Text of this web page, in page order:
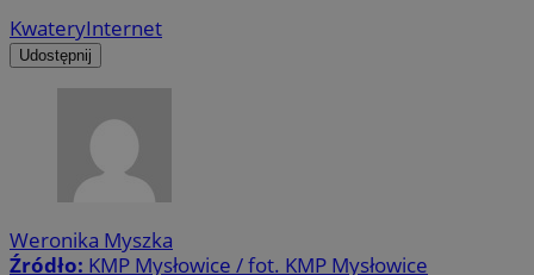
KwateryInternet
Udostępnij
Weronika Myszka
Źródło: KMP Mysłowice / fot. KMP Mysłowice